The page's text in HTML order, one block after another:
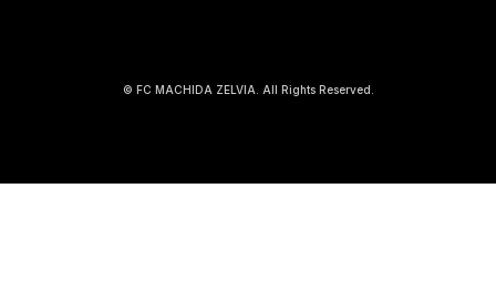
© FC MACHIDA ZELVIA. All Rights Reserved.